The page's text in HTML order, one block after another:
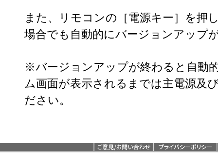
また、リモコンの［電源キー］を押
場合でも自動的にバージョンアップ
※バージョンアップが終わると自動
ム画面が表示されるまでは主電源及
ださい。